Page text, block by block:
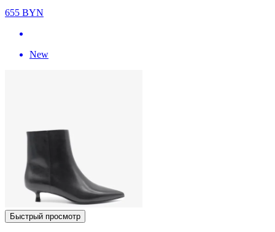
655 BYN
New
Быстрый просмотр